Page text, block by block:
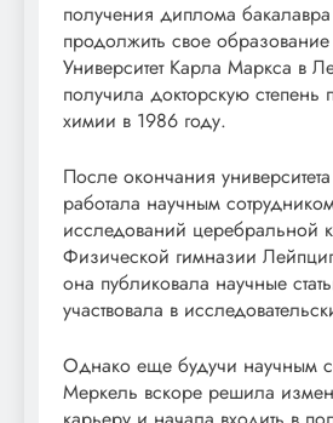
получения диплома
продолжить свое
Университет Карла Маркса в
получила докторскую степень
химии в 1986 году.
После окончания
работала научным
исследований церебральной
Физической гимназии
она публиковала научные
участвовала в
Однако еще будучи научным
Меркель вскоре решила